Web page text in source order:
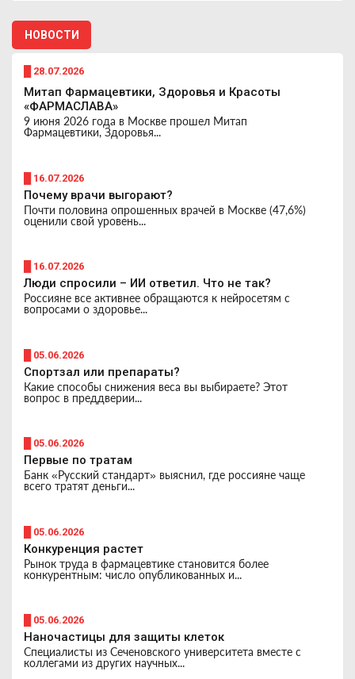
НОВОСТИ
█ 28.07.2026
Митап Фармацевтики, Здоровья и Красоты
«ФАРМАСЛАВА»
9 июня 2026 года в Москве прошел Митап
Фармацевтики, Здоровья...
█ 16.07.2026
Почему врачи выгорают?
Почти половина опрошенных врачей в Москве (47,6%)
оценили свой уровень...
█ 16.07.2026
Люди спросили – ИИ ответил. Что не так?
Россияне все активнее обращаются к нейросетям с
вопросами о здоровье...
█ 05.06.2026
Спортзал или препараты?
Какие способы снижения веса вы выбираете? Этот
вопрос в преддверии...
█ 05.06.2026
Первые по тратам
Банк «Русский стандарт» выяснил, где россияне чаще
всего тратят деньги...
█ 05.06.2026
Конкуренция растет
Рынок труда в фармацевтике становится более
конкурентным: число опубликованных и...
█ 05.06.2026
Наночастицы для защиты клеток
Специалисты из Сеченовского университета вместе с
коллегами из других научных...